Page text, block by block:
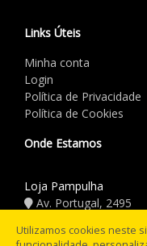
Links Úteis
Minha conta
Login
Política de Privacidade
Política de Cookies
Onde Estamos
Loja Pampulha
Av. Portugal, 2495
Utilizamos cookies neste